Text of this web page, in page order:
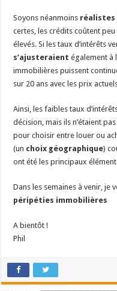
Soyons néanmoins réalistes
certes, les crédits coûtent
élevés. Si les taux d’intérêts
s’ajusteraient également à
immobilières puissent
sur 20 ans avec les prix
Ainsi, les faibles taux
décision, mais ils n’étaient
pour choisir entre louer ou
(un choix géographique)
ont été les principaux
Dans les semaines à venir, je
péripéties immobilières
A bientôt !
Phil